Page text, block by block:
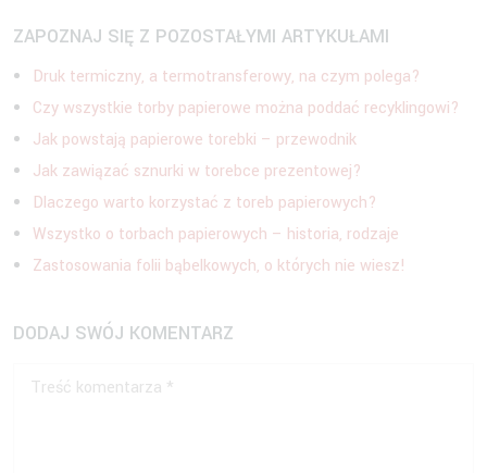
ZAPOZNAJ SIĘ Z POZOSTAŁYMI ARTYKUŁAMI
Druk termiczny, a termotransferowy, na czym polega?
Czy wszystkie torby papierowe można poddać recyklingowi?
Jak powstają papierowe torebki – przewodnik
Jak zawiązać sznurki w torebce prezentowej?
Dlaczego warto korzystać z toreb papierowych?
Wszystko o torbach papierowych – historia, rodzaje
Zastosowania folii bąbelkowych, o których nie wiesz!
DODAJ SWÓJ KOMENTARZ